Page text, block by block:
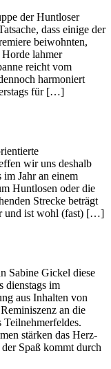
der Huntloser
dass einige der
beiwohnten,
Horde lahmer
reicht vom
harmoniert
für […]
wir uns deshalb
im Jahr an einem
Huntlosen oder die
Strecke beträgt
und ist wohl (fast) […]
Sabine Gickel diese
dienstags im
aus Inhalten von
an die
Teilnehmerfeldes.
stärken das Herz-
Spaß kommt durch